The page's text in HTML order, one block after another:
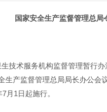
国家安全生产监督管理总局
生技术服务机构监督管理暂行
生产监督管理总局局长办公会
月1日起施行。